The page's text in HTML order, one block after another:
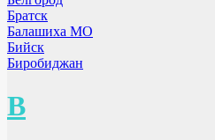
Братск
Балашиха МО
Бийск
Биробиджан
В